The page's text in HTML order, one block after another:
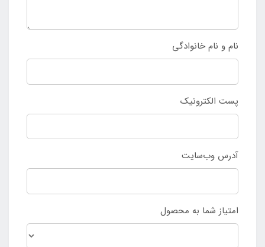
نام و نام خانوادگی
پست الکترونیک
آدرس وب‌سایت
امتیاز شما به محصول